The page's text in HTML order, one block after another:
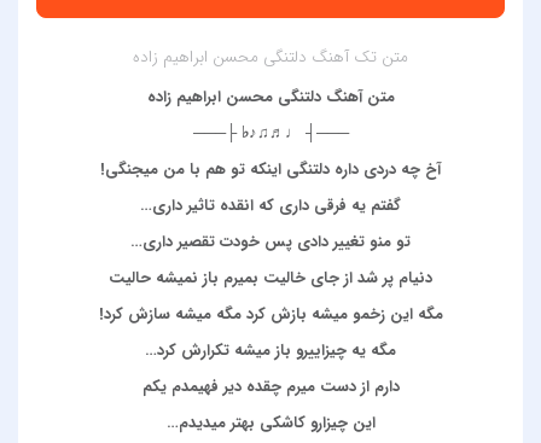
متن تک آهنگ دلتنگی محسن ابراهیم زاده
متن آهنگ دلتنگی محسن ابراهیم زاده
───┤ ♩♬♫♪♭ ├───
آخ چه دردی داره دلتنگی اینکه تو هم با من میجنگی!
گفتم یه فرقی داری که انقده تاثیر داری…
تو منو تغییر دادی پس خودت تقصیر داری…
دنیام پر شد از جای خالیت بمیرم باز نمیشه حالیت
مگه این زخمو میشه بازش کرد مگه میشه سازش کرد!
مگه یه چیزاییرو باز میشه تکرارش کرد…
دارم از دست میرم چقده دیر فهیمدم یکم
این چیزارو کاشکی بهتر میدیدم…